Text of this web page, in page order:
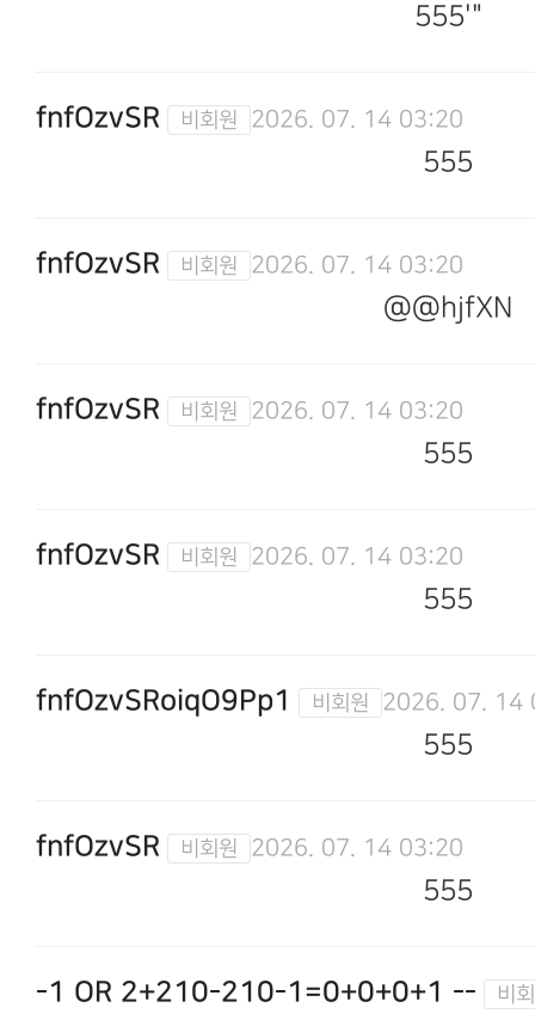
555'"
fnfOzvSR 2026. 07. 14 03:20
555
fnfOzvSR 2026. 07. 14 03:20
@@hjfXN
fnfOzvSR 2026. 07. 14 03:20
555
fnfOzvSR 2026. 07. 14 03:20
555
fnfOzvSRoiqO9Pp1 2026. 07. 14
555
fnfOzvSR 2026. 07. 14 03:20
555
-1 OR 2+210-210-1=0+0+0+1 --